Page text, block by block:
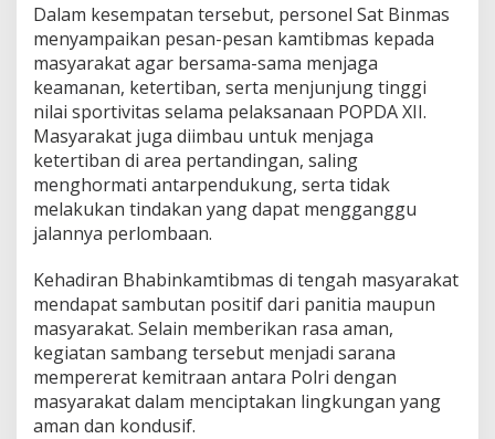
r
A
t
l
e
t
i
k
P
O
P
X
I
I
P
e
r
Dalam kesempatan tersebut, personel Sat Binmas
menyampaikan pesan-pesan kamtibmas kepada
masyarakat agar bersama-sama menjaga
keamanan, ketertiban, serta menjunjung tinggi
nilai sportivitas selama pelaksanaan POPDA XII.
Masyarakat juga diimbau untuk menjaga
ketertiban di area pertandingan, saling
menghormati antarpendukung, serta tidak
melakukan tindakan yang dapat mengganggu
jalannya perlombaan.
Kehadiran Bhabinkamtibmas di tengah masyarakat
mendapat sambutan positif dari panitia maupun
masyarakat. Selain memberikan rasa aman,
kegiatan sambang tersebut menjadi sarana
mempererat kemitraan antara Polri dengan
masyarakat dalam menciptakan lingkungan yang
aman dan kondusif.